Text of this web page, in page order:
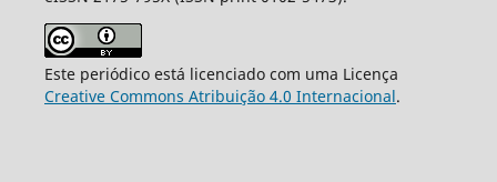
Este periódico está licenciado com uma Licença
Creative Commons Atribuição 4.0 Internacional.